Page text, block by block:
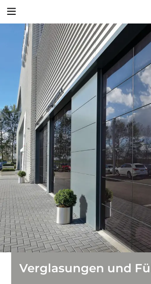
Zurück
Industrietore
Industrie-Sektionaltore
Schnelllauftore
Industrie-Rolltore
Rollgitter
Versorgungsstationen
Sammelgaragen
Feuerschutz-Schiebetore
Brandschutzvorhänge
Verglasungen und